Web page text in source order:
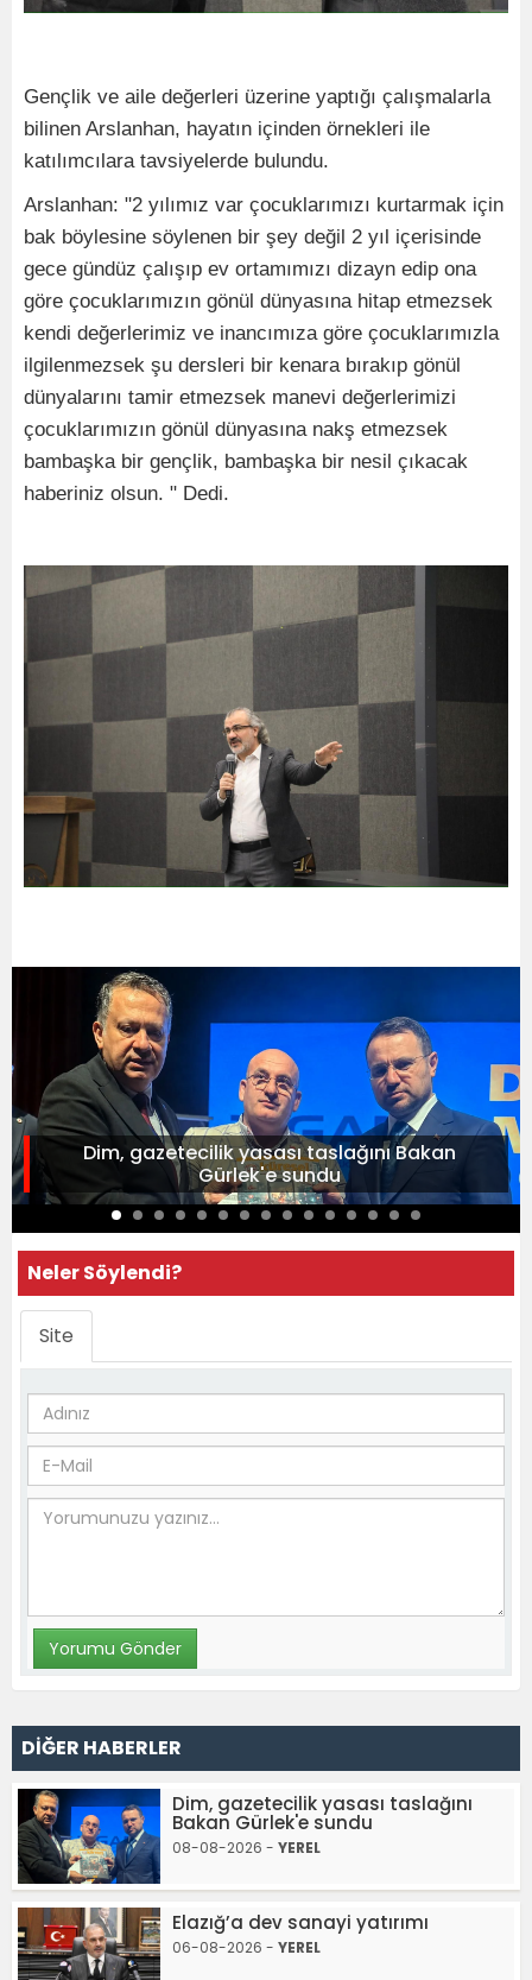
Gençlik ve aile değerleri üzerine yaptığı çalışmalarla
bilinen Arslanhan, hayatın içinden örnekleri ile
katılımcılara tavsiyelerde bulundu.
Arslanhan: "2 yılımız var çocuklarımızı kurtarmak için
bak böylesine söylenen bir şey değil 2 yıl içerisinde
gece gündüz çalışıp ev ortamımızı dizayn edip ona
göre çocuklarımızın gönül dünyasına hitap etmezsek
kendi değerlerimiz ve inancımıza göre çocuklarımızla
ilgilenmezsek şu dersleri bir kenara bırakıp gönül
dünyalarını tamir etmezsek manevi değerlerimizi
çocuklarımızın gönül dünyasına nakş etmezsek
bambaşka bir gençlik, bambaşka bir nesil çıkacak
haberiniz olsun. " Dedi.
Dim, gazetecilik yasası taslağını Bakan
Gürlek'e sundu
Neler Söylendi?
Site
DİĞER HABERLER
Dim, gazetecilik yasası taslağını
Bakan Gürlek'e sundu
08-08-2026 - YEREL
Elazığ’a dev sanayi yatırımı
06-08-2026 - YEREL